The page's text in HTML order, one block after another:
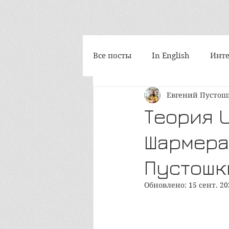
Все посты In English
Философия Космоскетчи
Интегральная медитация
iAwake-психоакустика
Теория
Евгений
Обновлено: 15 сент.